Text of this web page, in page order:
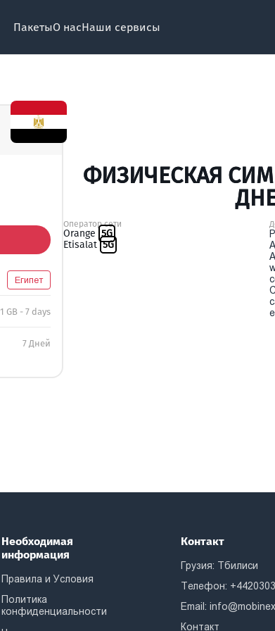
ПакетыО насНаши сервисы
Египет
1 GB - 7 days
7 Дней
ФИЗИЧЕСКАЯ СИМ
Оператор сети
Orange 5G
Etisalat 5G
Необходимая
информация
Правила и Условия
Политика
конфиденциальности
Контакт
Грузия: Тбилиси
Телефон:
Email:
Контакт